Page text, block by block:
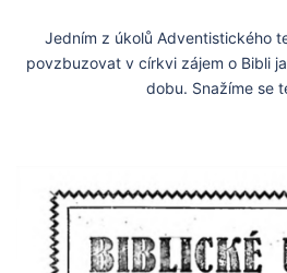
Jedním z úkolů Adventistického
povzbuzovat v církvi zájem o Bibli
dobu. Snažíme se